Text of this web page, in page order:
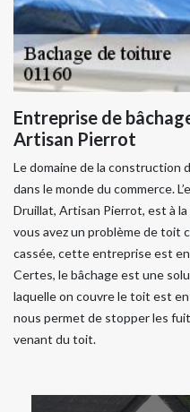
Entreprise de
Artisan Pierrot
Le domaine de la construction
dans le monde du commerce.
Druillat, Artisan Pierrot, est à
vous avez un problème de toit
cassée, cette entreprise est
Certes, le bâchage est une
laquelle on couvre le toit est
nous permet de stopper les
venant du toit.